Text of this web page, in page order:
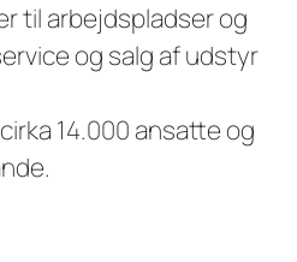
til arbejdspladser og
og salg af udstyr
14.000 ansatte og